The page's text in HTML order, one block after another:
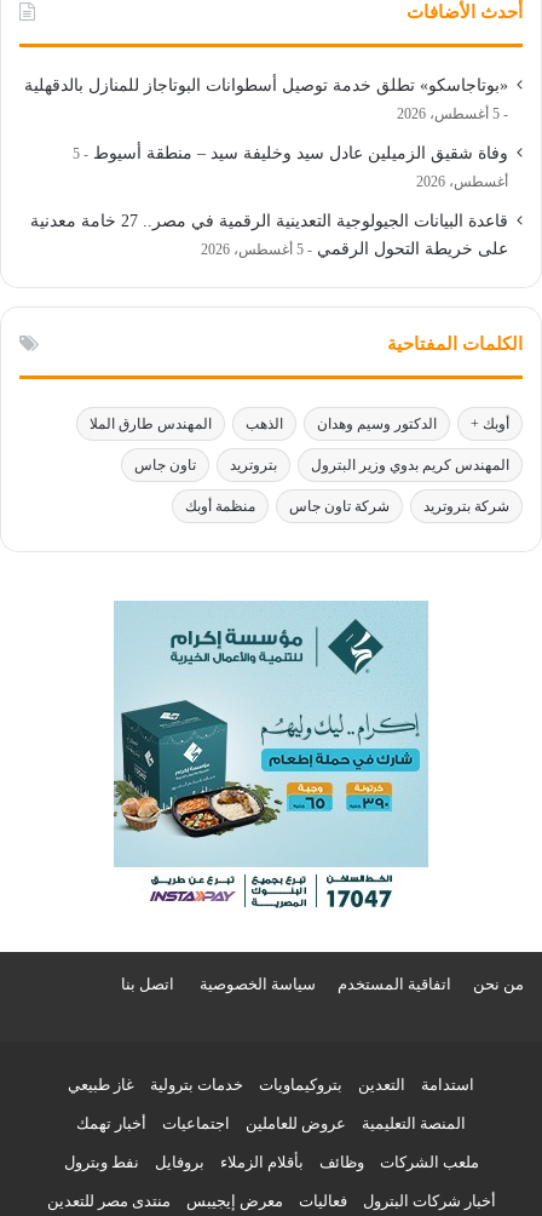
أحدث الأضافات
«بوتاجاسكو» تطلق خدمة توصيل أسطوانات البوتاجاز للمنازل بالدقهلية
5 أغسطس، 2026
وفاة شقيق الزميلين عادل سيد وخليفة سيد – منطقة أسيوط
5
أغسطس، 2026
قاعدة البيانات الجيولوجية التعدينية الرقمية في مصر.. 27 خامة معدنية
على خريطة التحول الرقمي
5 أغسطس، 2026
الكلمات المفتاحية
أوبك + الدكتور وسيم وهدان الذهب المهندس طارق الملا
المهندس كريم بدوي وزير البترول بتروتريد تاون جاس
شركة بتروتريد شركة تاون جاس منظمة أوبك
من نحن اتفاقية المستخدم سياسة الخصوصية اتصل بنا
استدامة التعدين بتروكيماويات خدمات بترولية غاز طبيعي
المنصة التعليمية عروض للعاملين اجتماعيات أخبار تهمك
ملعب الشركات وظائف بأقلام الزملاء بروفايل نفط وبترول
أخبار شركات البترول فعاليات معرض إيجيبس منتدى مصر للتعدين